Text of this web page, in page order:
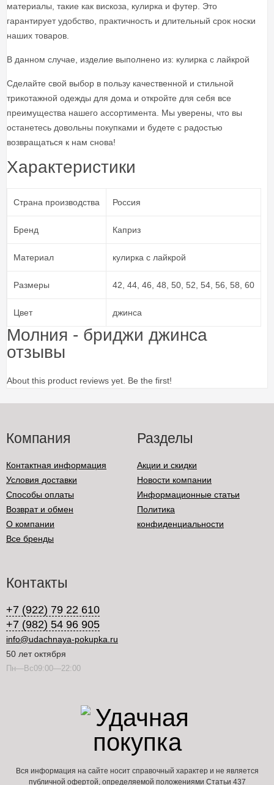
материалы, такие как вискоза, кулирка и футер. Это
гарантирует удобство, практичность и длительный срок носки
наших товаров.
В данном случае, изделие выполнено из: кулирка с лайкрой
Сделайте свой выбор в пользу качественной и стильной
трикотажной одежды для дома и откройте для себя все
преимущества нашего ассортимента. Мы уверены, что вы
останетесь довольны покупками и будете с радостью
возвращаться к нам снова!
Характеристики
Страна производства Россия
Бренд Каприз
Материал кулирка с лайкрой
Размеры 42, 44, 46, 48, 50, 52, 54, 56, 58, 60
Цвет джинса
Молния - бриджи джинса
отзывы
About this product reviews yet. Be the first!
Компания
Контактная информация
Условия доставки
Способы оплаты
Возврат и обмен
О компании
Все бренды
Разделы
Акции и скидки
Новости компании
Информационные статьи
Политика
конфиденциальности
Контакты
+7 (922) 79 22 610
+7 (982) 54 96 905
info@udachnaya-pokupka.ru
50 лет октября
Пн—Вс09:00—22:00
Вся информация на сайте носит справочный характер и не является
публичной офертой, определяемой положениями Статьи 437